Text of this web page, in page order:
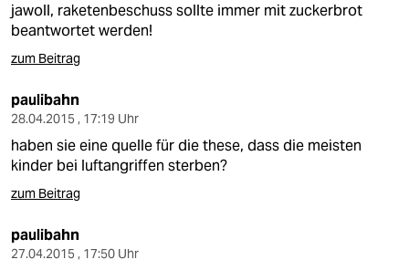
jawoll, raketenbeschuss sollte immer mit zuckerbrot
beantwortet werden!
zum Beitrag
paulibahn
28.04.2015 , 17:19 Uhr
haben sie eine quelle für die these, dass die meisten
kinder bei luftangriffen sterben?
zum Beitrag
paulibahn
27.04.2015 , 17:50 Uhr